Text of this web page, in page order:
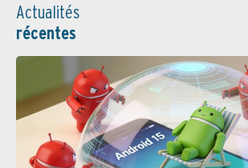
Actualités
récentes